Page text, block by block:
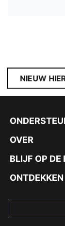
NIEUW
OVER
BLIJF OP DE
ONTDEKKEN